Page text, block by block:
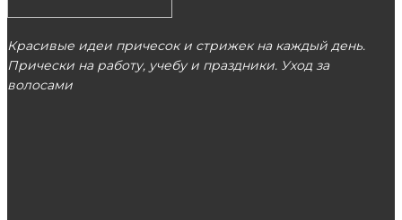
Красивые идеи причесок и стрижек на каждый день.
Прически на работу, учебу и праздники. Уход за
волосами